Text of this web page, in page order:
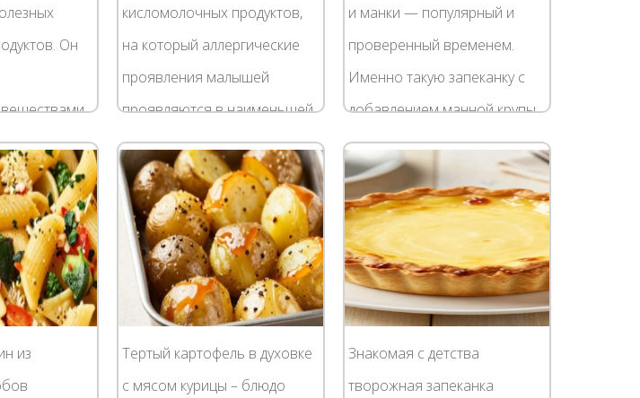
Он
которых –
Этот
можно...
кисломолочных продуктов,
на который аллергические
проявления малышей
проявляются в наименьшей
степени - им подвержены
только дети, у которых есть
непереносимость...
и манки — популярный и
проверенный временем.
Именно такую запеканку с
добавлением манной крупы
подают в детсадовских
столовых на полдник.
Благодаря манке блюдо...
из
Тертый картофель в духовке
с мясом курицы – блюдо
Знакомая с детства
творожная запеканка